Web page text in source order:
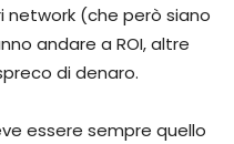
network (che però siano
andare a ROI, altre
di denaro.
essere sempre quello